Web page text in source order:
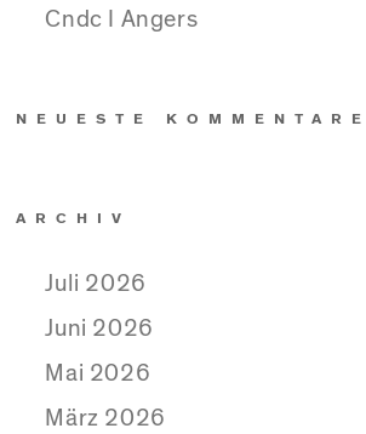
Cndc I Angers
NEUESTE KOMMENTARE
ARCHIV
Juli 2026
Juni 2026
Mai 2026
März 2026